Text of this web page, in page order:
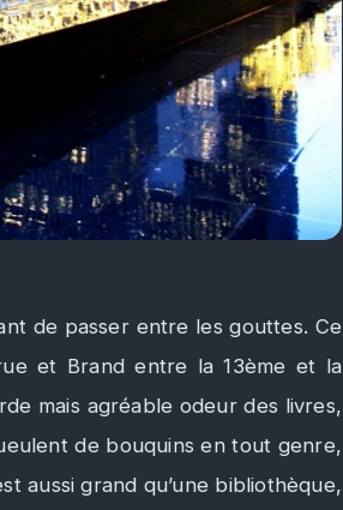
de passer entre les gouttes. Ce
et Brand entre la 13ème et la
mais agréable odeur des livres,
de bouquins en tout genre,
aussi grand qu’une bibliothèque,